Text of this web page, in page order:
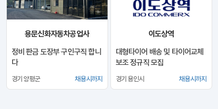
용문신화자동차공업사
정비 판금 도장부 구인구직 합니
다
경기 양평군 채용시까지
이도상역
대형타이어 배송 및 타이어교체
보조 정규직 모집
경기 용인시 채용시까지